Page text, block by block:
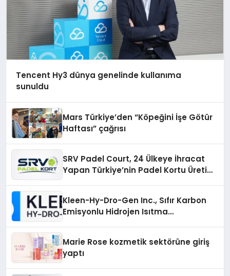
Tencent Hy3 dünya genelinde kullanıma
sunuldu
Mars Türkiye’den “Köpeğini İşe Götür
Haftası” çağrısı
SRV Padel Court, 24 Ülkeye İhracat
Yapan Türkiye’nin Padel Kortu Üretim
Kleen-Hy-Dro-Gen Inc., Sıfır Karbon
Emisyonlu Hidrojen Isıtma
Marie Rose kozmetik sektörüne giriş
yaptı